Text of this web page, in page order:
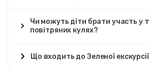
Чи можуть діти брати участь у
повітряних кулях?
Що входить до Зеленої